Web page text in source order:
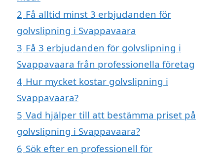
2 Få alltid minst 3 erbjudanden för
golvslipning i Svappavaara
3 Få 3 erbjudanden för golvslipning i
Svappavaara från professionella företag
4 Hur mycket kostar golvslipning i
Svappavaara?
5 Vad hjälper till att bestämma priset på
golvslipning i Svappavaara?
6 Sök efter en professionell för